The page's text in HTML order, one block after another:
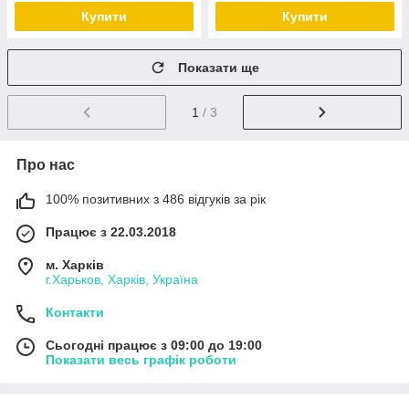
Купити Купити
Показати ще
1 / 3
Про нас
100% позитивних з 486 відгуків за рік
Працює з 22.03.2018
м. Харків
г.Харьков, Харків, Україна
Контакти
Сьогодні працює з 09:00 до 19:00
Показати весь графік роботи